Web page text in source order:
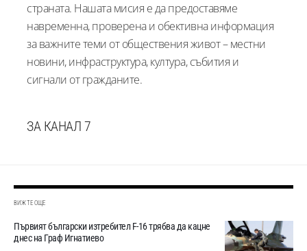
страната. Нашата мисия е да предоставяме
навременна, проверена и обективна информация
за важните теми от обществения живот – местни
новини, инфраструктура, култура, събития и
сигнали от гражданите.
ЗА КАНАЛ 7
ВИЖТЕ ОЩЕ
Първият български изтребител F-16 трябва да кацне
днес на Граф Игнатиево